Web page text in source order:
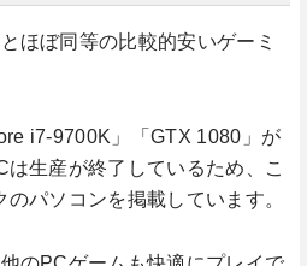
とほぼ同等の比較的安いゲーミ
i7-9700K」「GTX 1080」が
生産が終了しているため、こ
パソコンを掲載しています。